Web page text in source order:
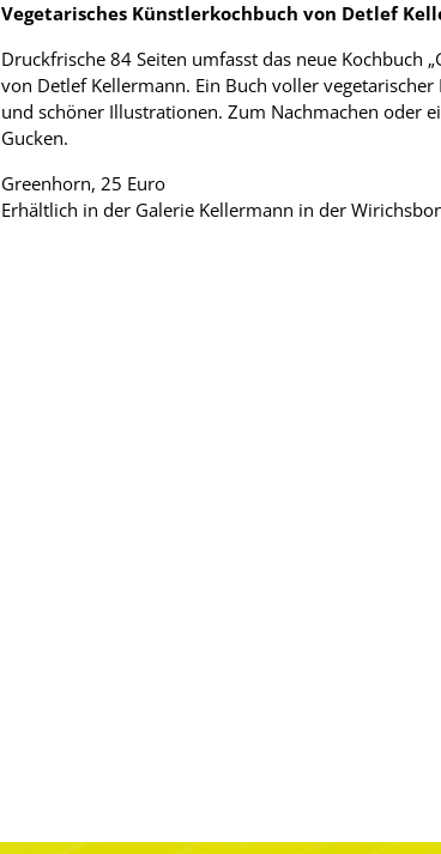
Vegetarisches Künstlerkochbuch von Detlef
Druckfrische 84 Seiten umfasst das neue Kochbuch
von Detlef Kellermann. Ein Buch voller vegetarischer
und schöner Illustrationen. Zum Nachmachen oder
Gucken.
Greenhorn, 25 Euro
Erhältlich in der Galerie Kellermann in der